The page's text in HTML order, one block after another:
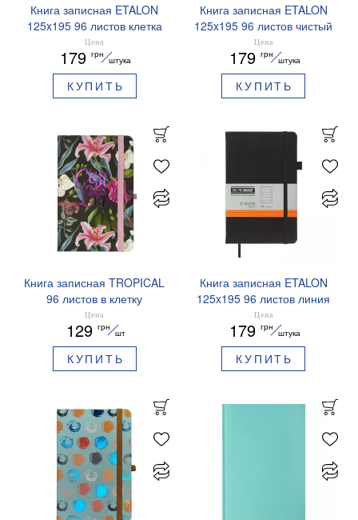
Книга записная ETALON
125x195 96 листов клетка
BUROMAX BM.291160
Цена
179 грн
штука
КУПИТЬ
Книга записная ETALON
125x195 96 листов чистый
блок BUROMAX
BM.291060
Цена
179 грн
штука
КУПИТЬ
Книга записная TROPICAL
96 листов в клетку
136х207 мм BUROMAX
BM.255112
Цена
129 грн
шт
КУПИТЬ
Книга записная ETALON
125x195 96 листов линия
BUROMAX BM.291260
Цена
179 грн
штука
КУПИТЬ